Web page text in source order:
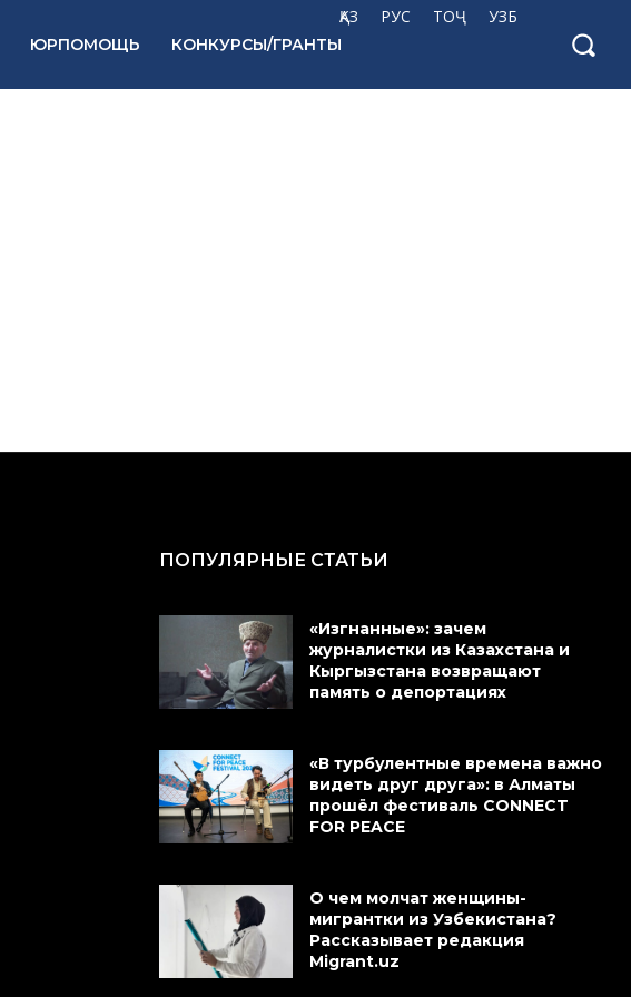
ҚАЗ РУС ТОҶ УЗБ
ЮРПОМОЩЬ КОНКУРСЫ/ГРАНТЫ
ПОПУЛЯРНЫЕ СТАТЬИ
«Изгнанные»: зачем
журналистки из Казахстана и
Кыргызстана возвращают
память о депортациях
«В турбулентные времена важно
видеть друг друга»: в Алматы
прошёл фестиваль CONNECT
FOR PEACE
О чем молчат женщины-
мигрантки из Узбекистана?
Рассказывает редакция
Migrant.uz